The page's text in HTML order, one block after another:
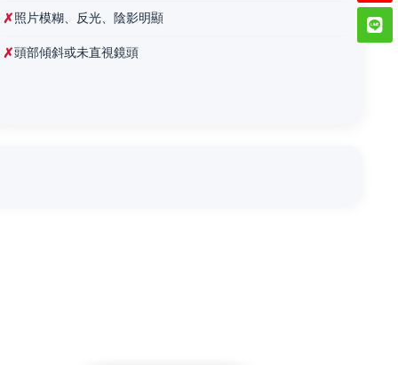
✗照片模糊、反光、陰影明顯
✗頭部傾斜或未直視鏡頭